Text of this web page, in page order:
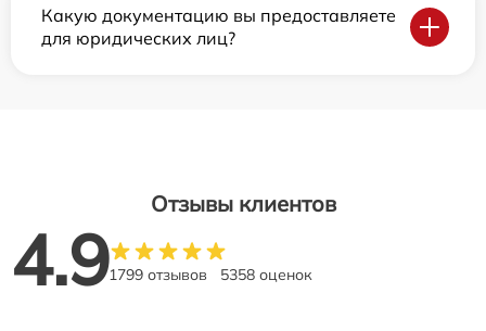
Какую документацию вы предоставляете
для юридических лиц?
Отзывы клиентов
4.91799 отзывов 5358 оценок